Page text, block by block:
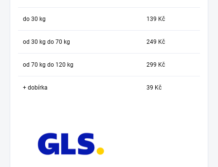
do 30 kg 139 Kč
od 30 kg do 70 kg 249 Kč
od 70 kg do 120 kg 299 Kč
+ dobírka 39 Kč